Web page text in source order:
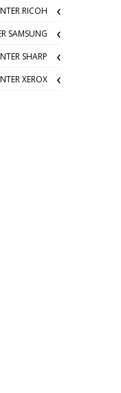
RICOH
SAMSUNG
SHARP
XEROX